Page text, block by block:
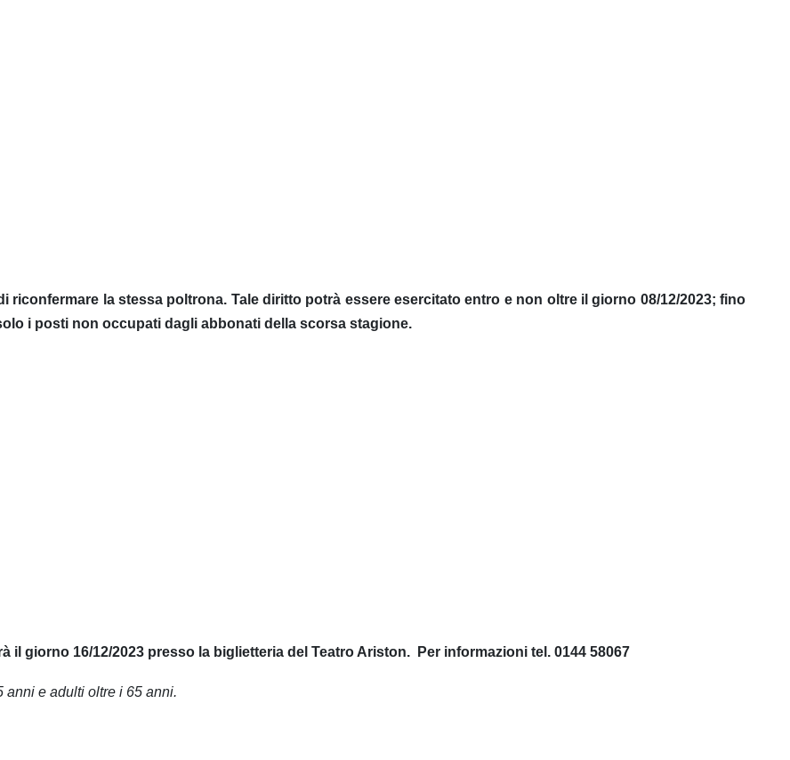
riconfermare la stessa poltrona. Tale diritto potrà essere esercitato entro e non oltre il giorno 08/12/2023; fino
i posti non occupati dagli abbonati della scorsa stagione.
il giorno 16/12/2023 presso la biglietteria del Teatro Ariston. Per informazioni tel. 0144 58067
anni e adulti oltre i 65 anni.